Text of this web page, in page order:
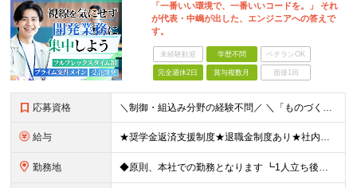
「一番いい環境で、一番いいコードを。」 それ
が代表・中嶋が出した、エンジニアへの答えで
す。
未経験歓迎 学歴不問 ベテランOK
完全週休2日 賞与複数月 面接1回
応募資格 ＼制御・組込み分野の経験不問／ ＼「ものづくりエンジニア」になりたい方はまずはご応募ください／ ◆何らかの開発を一人称で行った実務経験のある方 ※言語不問(オープン・Web系でも大丈夫です) ◆学歴
給与 ★奨学金返済支援制度★退職金制度あり★社内副業制度あり★家族手当あり ◆月給285,300～506,150円 ※固定残業代38,550～68,400円 (20時間分) を含む ※超過分は別途割増支給
勤務地 ◆原則、本社での勤務となります ┗1人立ち後はプロジェクト先での勤務となる可能性があります 【本社所在地】兵庫県神戸市中央区江戸町104番地 江戸町104ビル5階 ◎様々な製品開発プロジェクトをご